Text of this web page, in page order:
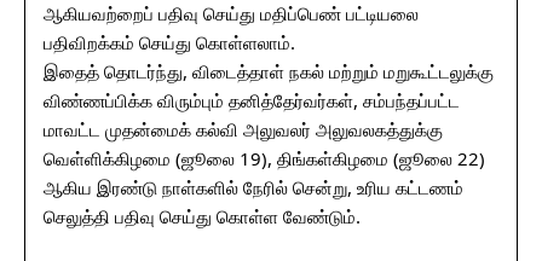
ஆகியவற்றைப் பதிவு செய்து மதிப்பெண் பட்டியலை
பதிவிறக்கம் செய்து கொள்ளலாம்.
இதைத் தொடர்ந்து, விடைத்தாள் நகல் மற்றும் மறுகூட்டலுக்கு
விண்ணப்பிக்க விரும்பும் தனித்தேர்வர்கள், சம்பந்தப்பட்ட
மாவட்ட முதன்மைக் கல்வி அலுவலர் அலுவலகத்துக்கு
வெள்ளிக்கிழமை (ஜூலை 19), திங்கள்கிழமை (ஜூலை 22)
ஆகிய இரண்டு நாள்களில் நேரில் சென்று, உரிய கட்டணம்
செலுத்தி பதிவு செய்து கொள்ள வேண்டும்.